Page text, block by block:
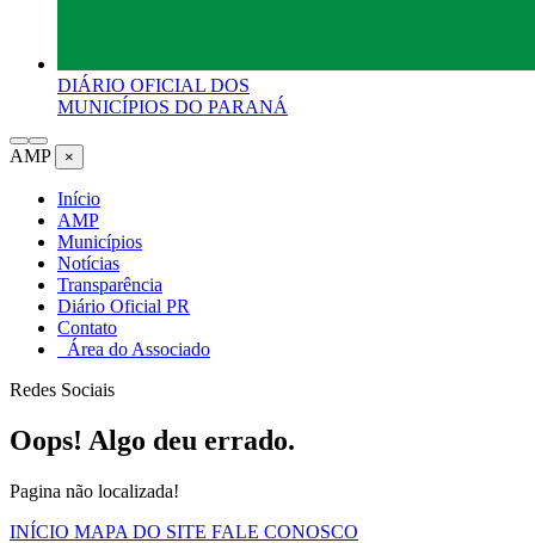
DIÁRIO OFICIAL DOS
MUNICÍPIOS DO PARANÁ
AMP ×
Início
AMP
Municípios
Notícias
Transparência
Diário Oficial PR
Contato
Área do Associado
Redes Sociais
Oops! Algo deu errado.
Pagina não localizada!
INÍCIO MAPA DO SITE FALE CONOSCO